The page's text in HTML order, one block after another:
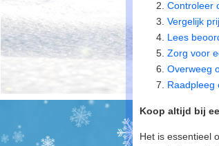
Controleer
Vergelijk
Lees
Zorg voor
Overweeg
Raadpleeg
Koop altijd bij
Het is essentieel